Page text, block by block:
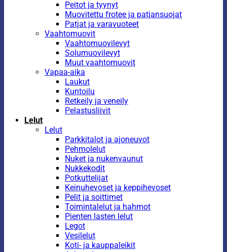
Peitot ja tyynyt
Muovitettu frotee ja patjansuojat
Patjat ja varavuoteet
Vaahtomuovit
Vaahtomuovilevyt
Solumuovilevyt
Muut vaahtomuovit
Vapaa-aika
Laukut
Kuntoilu
Retkeily ja veneily
Pelastusliivit
Lelut
Lelut
Parkkitalot ja ajoneuvot
Pehmolelut
Nuket ja nukenvaunut
Nukkekodit
Potkuttelijat
Keinuhevoset ja keppihevoset
Pelit ja soittimet
Toimintalelut ja hahmot
Pienten lasten lelut
Legot
Vesilelut
Koti- ja kauppaleikit